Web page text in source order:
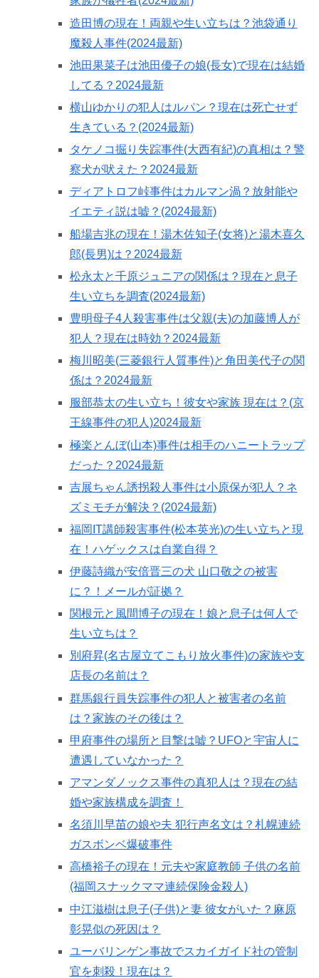
造田博の現在！両親や生い立ちは？池袋通り
魔殺人事件(2024最新)
池田果菜子は池田優子の娘(長女)で現在は結婚
してる？2024最新
横山ゆかりの犯人はルパン？現在は死亡せず
生きている？(2024最新)
タケノコ掘り失踪事件(大西有紀)の真相は？警
察犬が吠えた？2024最新
ディアトロフ峠事件はカルマン渦？放射能や
イエティ説は嘘？(2024最新)
船場吉兆の現在！湯木佐知子(女将)と湯木喜久
郎(長男)は？2024最新
松永太と千原ジュニアの関係は？現在と息子
生い立ちを調査(2024最新)
豊明母子4人殺害事件は父親(夫)の加藤博人が
犯人？現在は時効？2024最新
梅川昭美(三菱銀行人質事件)と角田美代子の関
係は？2024最新
服部恭太の生い立ち！彼女や家族 現在は？(京
王線事件の犯人)2024最新
極楽とんぼ(山本)事件は相手のハニートラップ
だった？2024最新
吉展ちゃん誘拐殺人事件は小原保が犯人？ネ
ズミモチが解決？(2024最新)
福岡IT講師殺害事件(松本英光)の生い立ちと現
在！ハゲックスは自業自得？
伊藤詩織が安倍晋三の犬 山口敬之の被害
に？！メールが証拠？
関根元と風間博子の現在！娘と息子は何人で
生い立ちは？
別府昇(名古屋立てこもり放火事件)の家族や支
店長の名前は？
群馬銀行員失踪事件の犯人と被害者の名前
は？家族のその後は？
甲府事件の場所と目撃は嘘？UFOと宇宙人に
遭遇していなかった？
アマンダノックス事件の真犯人は？現在の結
婚や家族構成を調査！
名須川早苗の娘や夫 犯行声名文は？札幌連続
ガスボンベ爆破事件
高橋裕子の現在！元夫や家庭教師 子供の名前
(福岡スナックママ連続保険金殺人)
中江滋樹は息子(子供)と妻 彼女がいた？麻原
彰晃似の死因は？
ユーバリンゲン事故でスカイガイド社の管制
官を刺殺！現在は？